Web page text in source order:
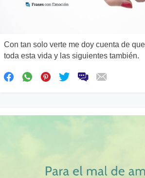
Con tan solo verte me doy cuenta de
toda esta vida y las siguientes también.